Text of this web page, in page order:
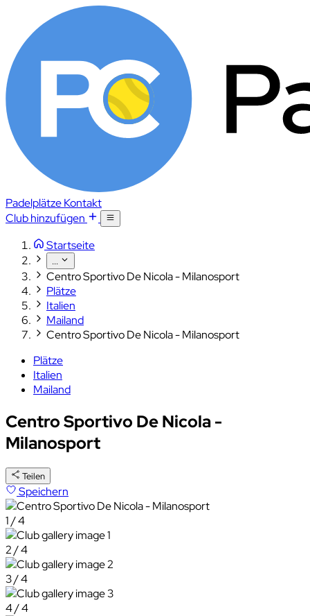
PadelplätzeKontakt
Club hinzufügen
Startseite
...
Centro Sportivo De Nicola - Milanosport
Plätze
Italien
Mailand
Centro Sportivo De Nicola - Milanosport
Plätze
Italien
Mailand
Centro Sportivo De Nicola -
Milanosport
Teilen
Speichern
1 / 4
2 / 4
3 / 4
4 / 4